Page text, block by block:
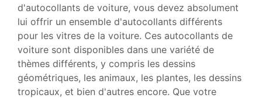
d'autocollants de voiture, vous devez absolument
lui offrir un ensemble d'autocollants différents
pour les vitres de la voiture. Ces autocollants de
voiture sont disponibles dans une variété de
thèmes différents, y compris les dessins
géométriques, les animaux, les plantes, les dessins
tropicaux, et bien d'autres encore. Que votre